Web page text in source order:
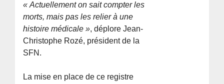
« Actuellement on sait compter les
morts, mais pas les relier à une
histoire médicale », déplore Jean-
Christophe Rozé, président de la
SFN.
La mise en place de ce registre